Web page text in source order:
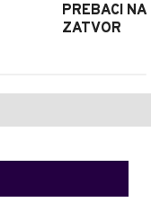
PREBACI
ZATVOR